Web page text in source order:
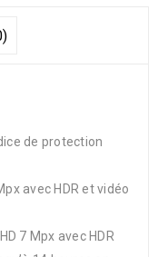
de protection
avec HDR et vidéo
7 Mpx avec HDR